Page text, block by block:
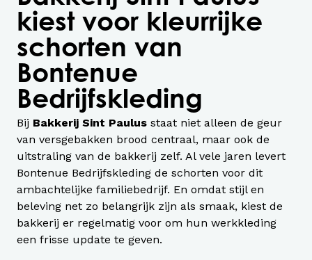
kiest voor kleurrijke
schorten van
Bontenue
Bedrijfskleding
Bij Bakkerij Sint Paulus staat niet alleen de geur
van versgebakken brood centraal, maar ook de
uitstraling van de bakkerij zelf. Al vele jaren levert
Bontenue Bedrijfskleding de schorten voor dit
ambachtelijke familiebedrijf. En omdat stijl en
beleving net zo belangrijk zijn als smaak, kiest de
bakkerij er regelmatig voor om hun werkkleding
een frisse update te geven.